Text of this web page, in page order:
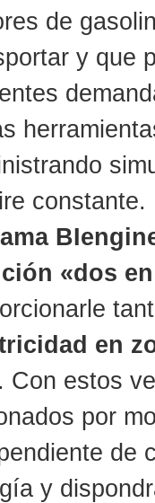
de
y que
constante.
«dos
en
Con estos
por
de
y